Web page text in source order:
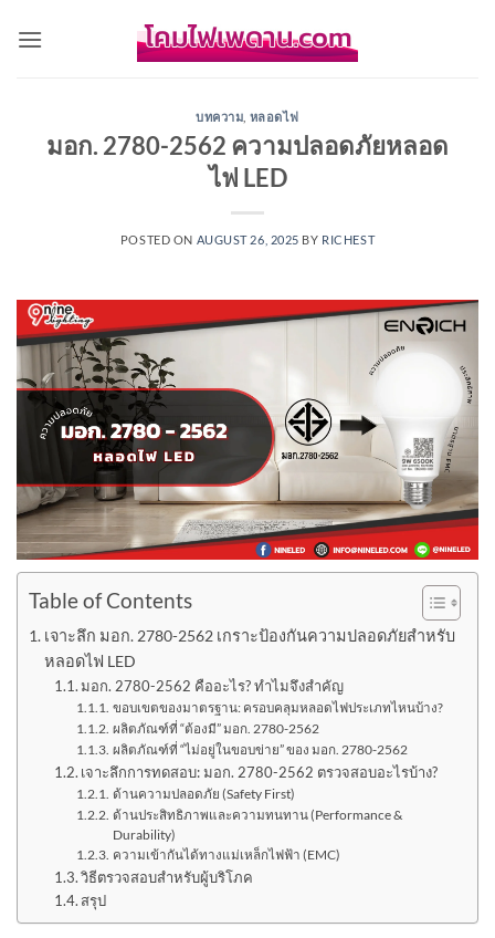
บทความ หลอดไฟ
มอก. 2780-2562 ความปลอดภัยหลอด
ไฟ LED
POSTED ON AUGUST 26, 2025 BY RICHEST
Table of Contents
เจาะลึก มอก. 2780-2562 เกราะป้องกันความปลอดภัยสำหรับ
หลอดไฟ LED
มอก. 2780-2562 คืออะไร? ทำไมจึงสำคัญ
ขอบเขตของมาตรฐาน: ครอบคลุมหลอดไฟประเภทไหนบ้าง?
ผลิตภัณฑ์ที่ “ต้องมี” มอก. 2780-2562
ผลิตภัณฑ์ที่ “ไม่อยู่ในขอบข่าย” ของ มอก. 2780-2562
เจาะลึกการทดสอบ: มอก. 2780-2562 ตรวจสอบอะไรบ้าง?
ด้านความปลอดภัย (Safety First)
ด้านประสิทธิภาพและความทนทาน (Performance &
Durability)
ความเข้ากันได้ทางแม่เหล็กไฟฟ้า (EMC)
วิธีตรวจสอบสำหรับผู้บริโภค
สรุป